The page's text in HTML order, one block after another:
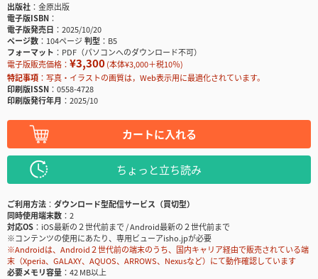
出版社
金原出版
電子版ISBN
電子版発売日
2025/10/20
ページ数
104ページ判型
B5
フォーマット
PDF（パソコンへのダウンロード不可）
電子版販売価格： ¥3,300(本体¥3,000＋税10％)
特記事項
写真・イラストの画質は，Web表示用に最適化されています。
印刷版ISSN
0558-4728
印刷版発行年月
2025/10
カートに入れる
ちょっと立ち読み
ご利用方法
ダウンロード型配信サービス（買切型）
同時使用端末数
2
対応OS
iOS最新の２世代前まで / Android最新の２世代前まで
※コンテンツの使用にあたり、専用ビューアisho.jpが必要
※Androidは、Android２世代前の端末のうち、国内キャリア経由で販売されている端
末（Xperia、GALAXY、AQUOS、ARROWS、Nexusなど）にて動作確認しています
必要メモリ容量
42 MB以上